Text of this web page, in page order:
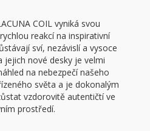
COIL vyniká svou
reakcí na inspirativní
sví, nezávislí a vysoce
jejich nové desky je velmi
na nebezpečí našeho
světa a je dokonalým
vzdorovitě autentičtí ve
prostředí.